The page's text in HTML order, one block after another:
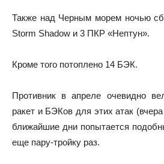
Также над Черным морем ночью
Storm Shadow и 3 ПКР «Нептун».
Кроме того потоплено 14 БЭК.
Противник в апреле очевидно
ракет и БЭКов для этих атак
ближайшие дни попытается
еще пару-тройку раз.